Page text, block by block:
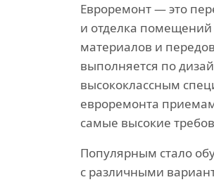
Евроремонт — это
и отделка
материалов и
выполняется по
высококлассным
евроремонта
самые высокие
Популярным стало
с различными